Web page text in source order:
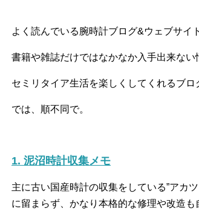
よく読んでいる腕時計ブログ&ウェブサイ
書籍や雑誌だけではなかなか入手出来ない
セミリタイア生活を楽しくしてくれるブロ
では、順不同で。
1. 泥沼時計収集メモ
主に古い国産時計の収集をしている”アカ
に留まらず、かなり本格的な修理や改造